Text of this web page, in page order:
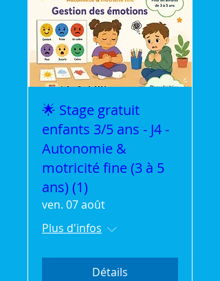
🌟 Stage gratuit
enfants 3/5 ans - J4 -
Autonomie &
motricité fine (3 à 5
ans) (1)
ven. 07 août
Plus d'infos
Détails